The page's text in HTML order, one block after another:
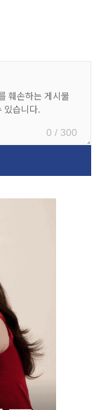
0 / 300